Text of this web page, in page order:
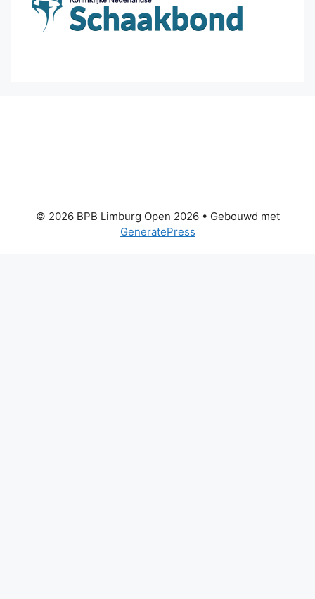
© 2026 BPB Limburg Open 2026• Gebouwd met
GeneratePress